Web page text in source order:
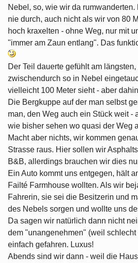
Nebel, so, wie wir da
nie durch, auch nicht als wir von 80
hoch kraxelten - ohne Weg, nur mit
"immer am Zaun entlang". Das
Der Teil dauerte gefühlt am
zwischendurch so in Nebel
vielleicht 100 Meter sieht - aber
Die Bergkuppe auf der man selbst
man, den Weg auch ein Stück weit -
wie bisher sehen wo quasi der Weg
Macht aber nichts, wir kommen
Strasse raus. Hier sollen wir
B&B, allerdings brauchen wir dies
Ein Auto kommt uns entgegen, hält
Failté Farmhouse wollten. Als wir
Fahrerin, sie sei die Besitzerin und
des Nebels sorgen und wollte uns
Da sagen wir natürlich dann nicht
dem "unangenehmen" (weil
einfach gefahren. Luxus!
Abends sind wir dann - weil die